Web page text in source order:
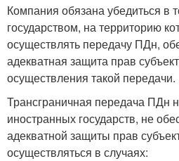
Компания обязана убедиться в
государством, на территорию
осуществлять передачу ПДн,
адекватная защита прав
осуществления такой передачи.
Трансграничная передача ПДн
иностранных государств, не
адекватной защиты прав
осуществляться в случаях: